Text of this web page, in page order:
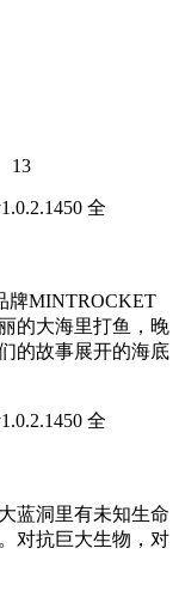
13
牌MINTROCKET
的大海里打鱼，晚
的故事展开的海底
蓝洞里有未知生命
对抗巨大生物，对